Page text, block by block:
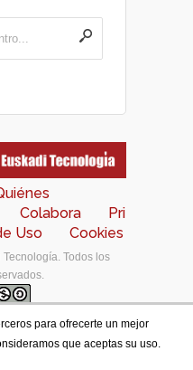
Colabora
Pri
Uso
Cookies
Todos los
están bajo unalicencia
NoComercial-
para ofrecerte un mejor
que aceptas su uso.